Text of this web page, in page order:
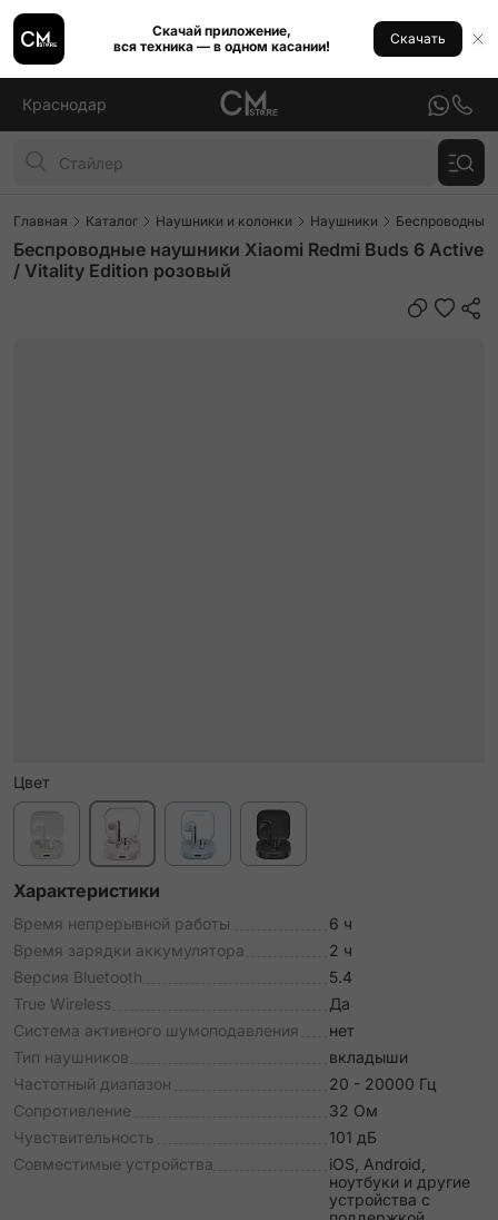
Скачай приложение,
вся техника — в одном касании!
Скачать
Краснодар
Главная Каталог Наушники и колонки Наушники Беспроводные
Беспроводные наушники Xiaomi Redmi Buds 6 Active
/ Vitality Edition розовый
Цвет
Характеристики
Время непрерывной работы
6 ч
Время зарядки аккумулятора
2 ч
Версия Bluetooth
5.4
True Wireless
Да
Система активного шумоподавления
нет
Тип наушников
вкладыши
Частотный диапазон
20 - 20000 Гц
Сопротивление
32 Ом
Чувствительность
101 дБ
Совместимые устройства
iOS, Android,
ноутбуки и другие
устройства с